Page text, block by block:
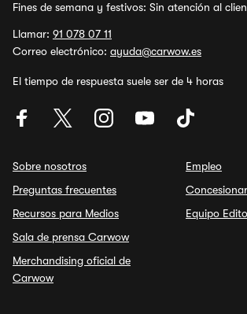
Fines de semana y festivos: Sin atención al
Llamar: 91 078 07 11
Correo electrónico: ayuda@carwow.es
El tiempo de respuesta suele ser de 4 horas
Sobre nosotros
Preguntas frecuentes
Recursos para Medios
Sala de prensa Carwow
Merchandising oficial de
Carwow
Empleo
Equipo